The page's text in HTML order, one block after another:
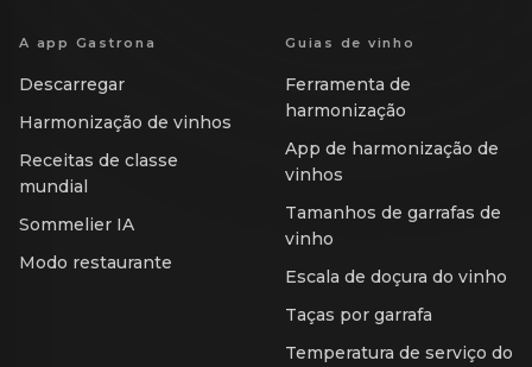
A app Gastrona
Descarregar
Harmonização de vinhos
Receitas de classe
mundial
Sommelier IA
Modo restaurante
Guias de vinho
Ferramenta de
harmonização
App de harmonização de
vinhos
Tamanhos de garrafas de
vinho
Escala de doçura do vinho
Taças por garrafa
Temperatura de serviço do